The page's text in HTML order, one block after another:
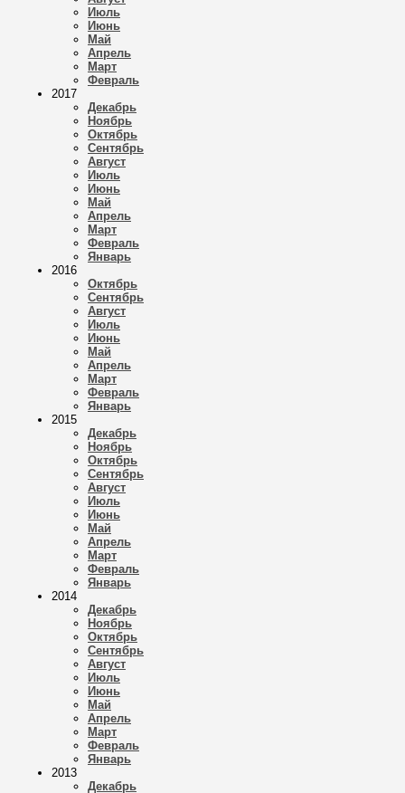
Июль
Июнь
Май
Апрель
Март
Февраль
2017
Декабрь
Ноябрь
Октябрь
Сентябрь
Август
Июль
Июнь
Май
Апрель
Март
Февраль
Январь
2016
Октябрь
Сентябрь
Август
Июль
Июнь
Май
Апрель
Март
Февраль
Январь
2015
Декабрь
Ноябрь
Октябрь
Сентябрь
Август
Июль
Июнь
Май
Апрель
Март
Февраль
Январь
2014
Декабрь
Ноябрь
Октябрь
Сентябрь
Август
Июль
Июнь
Май
Апрель
Март
Февраль
Январь
2013
Декабрь